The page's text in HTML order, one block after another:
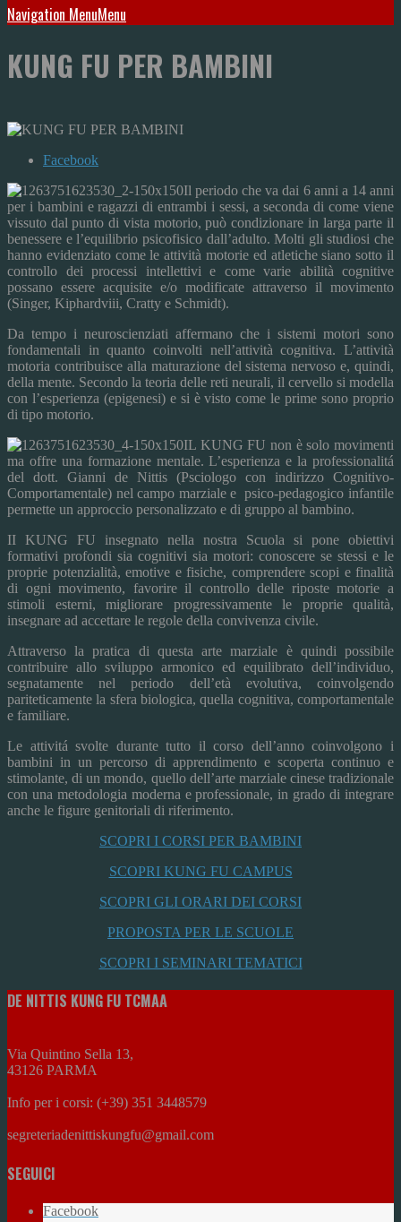
Navigation MenuMenu
KUNG FU PER BAMBINI
Facebook
Il periodo che va dai 6 anni a 14 anni
per i bambini e ragazzi di entrambi i sessi, a seconda di come viene
vissuto dal punto di vista motorio, può condizionare in larga parte il
benessere e l’equilibrio psicofisico dall’adulto. Molti gli studiosi che
hanno evidenziato come le attività motorie ed atletiche siano sotto il
controllo dei processi intellettivi e come varie abilità cognitive
possano essere acquisite e/o modificate attraverso il movimento
(Singer, Kiphardviii, Cratty e Schmidt).
Da tempo i neuroscienziati affermano che i sistemi motori sono
fondamentali in quanto coinvolti nell’attività cognitiva. L’attività
motoria contribuisce alla maturazione del sistema nervoso e, quindi,
della mente. Secondo la teoria delle reti neurali, il cervello si modella
con l’esperienza (epigenesi) e si è visto come le prime sono proprio
di tipo motorio.
IL KUNG FU non è solo movimenti
ma offre una formazione mentale. L’esperienza e la professionalitá
del dott. Gianni de Nittis (Psciologo con indirizzo Cognitivo-
Comportamentale) nel campo marziale e psico-pedagogico infantile
permette un approccio personalizzato e di gruppo al bambino.
II KUNG FU insegnato nella nostra Scuola si pone obiettivi
formativi profondi sia cognitivi sia motori: conoscere se stessi e le
proprie potenzialità, emotive e fisiche, comprendere scopi e finalità
di ogni movimento, favorire il controllo delle riposte motorie a
stimoli esterni, migliorare progressivamente le proprie qualità,
insegnare ad accettare le regole della convivenza civile.
Attraverso la pratica di questa arte marziale è quindi possibile
contribuire allo sviluppo armonico ed equilibrato dell’individuo,
segnatamente nel periodo dell’età evolutiva, coinvolgendo
pariteticamente la sfera biologica, quella cognitiva, comportamentale
e familiare.
Le attivitá svolte durante tutto il corso dell’anno coinvolgono i
bambini in un percorso di apprendimento e scoperta continuo e
stimolante, di un mondo, quello dell’arte marziale cinese tradizionale
con una metodologia moderna e professionale, in grado di integrare
anche le figure genitoriali di riferimento.
SCOPRI I CORSI PER BAMBINI
SCOPRI KUNG FU CAMPUS
SCOPRI GLI ORARI DEI CORSI
PROPOSTA PER LE SCUOLE
SCOPRI I SEMINARI TEMATICI
DE NITTIS KUNG FU TCMAA
Via Quintino Sella 13,
43126 PARMA
Info per i corsi: (+39) 351 3448579
segreteriadenittiskungfu@gmail.com
SEGUICI
Facebook